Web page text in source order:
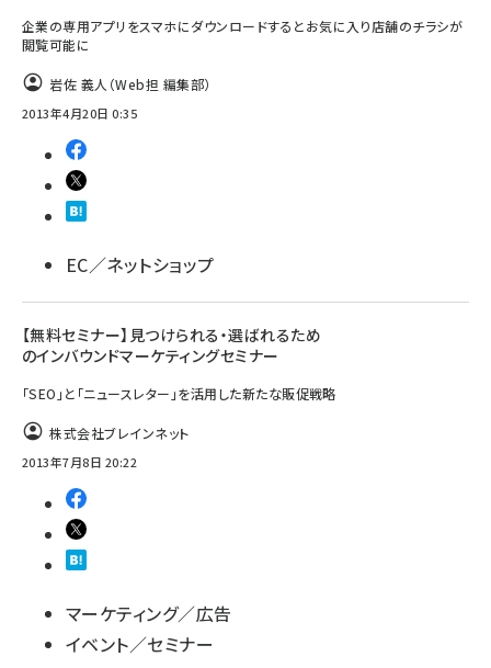
企業の専用アプリをスマホにダウンロードするとお気に入り店舗のチラシが
閲覧可能に
岩佐 義人（Web担 編集部）
2013年4月20日 0:35
EC／ネットショップ
【無料セミナー】見つけられる・選ばれるため
のインバウンドマーケティングセミナー
「SEO」と「ニュースレター」を活用した新たな販促戦略
株式会社ブレインネット
2013年7月8日 20:22
マーケティング／広告
イベント／セミナー